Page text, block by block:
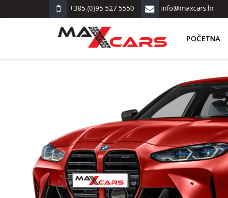
+385 (0)95 527 5550 info@maxcars.hr
POČETNA